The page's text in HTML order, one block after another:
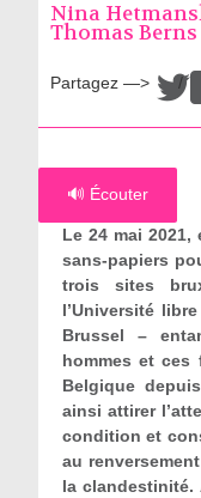
Nina
Thomas Berns
Partagez —> /
🔊 Écouter
Le 24 mai
sans-papiers
trois sites
l’Université
Brussel –
hommes et ces
Belgique
ainsi attirer
condition et
au
la